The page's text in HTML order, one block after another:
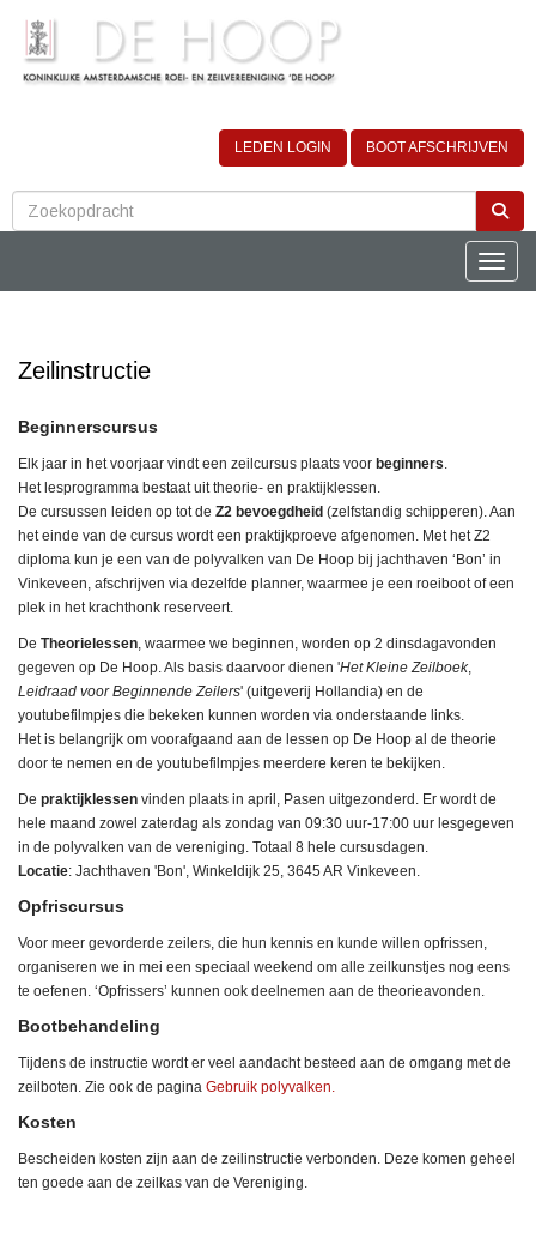
LEDEN LOGIN BOOT AFSCHRIJVEN
Zeilinstructie
Beginnerscursus
Elk jaar in het voorjaar vindt een zeilcursus plaats voor beginners.
Het lesprogramma bestaat uit theorie- en praktijklessen.
De cursussen leiden op tot de Z2 bevoegdheid (zelfstandig schipperen). Aan
het einde van de cursus wordt een praktijkproeve afgenomen. Met het Z2
diploma kun je een van de polyvalken van De Hoop bij jachthaven ‘Bon’ in
Vinkeveen, afschrijven via dezelfde planner, waarmee je een roeiboot of een
plek in het krachthonk reserveert.
De Theorielessen, waarmee we beginnen, worden op 2 dinsdagavonden
gegeven op De Hoop. Als basis daarvoor dienen 'Het Kleine Zeilboek,
Leidraad voor Beginnende Zeilers' (uitgeverij Hollandia) en de
youtubefilmpjes die bekeken kunnen worden via onderstaande links.
Het is belangrijk om voorafgaand aan de lessen op De Hoop al de theorie
door te nemen en de youtubefilmpjes meerdere keren te bekijken.
De praktijklessen vinden plaats in april, Pasen uitgezonderd. Er wordt de
hele maand zowel zaterdag als zondag van 09:30 uur-17:00 uur lesgegeven
in de polyvalken van de vereniging. Totaal 8 hele cursusdagen.
Locatie: Jachthaven 'Bon', Winkeldijk 25, 3645 AR Vinkeveen.
Opfriscursus
Voor meer gevorderde zeilers, die hun kennis en kunde willen opfrissen,
organiseren we in mei een speciaal weekend om alle zeilkunstjes nog eens
te oefenen. ‘Opfrissers’ kunnen ook deelnemen aan de theorieavonden.
Bootbehandeling
Tijdens de instructie wordt er veel aandacht besteed aan de omgang met de
zeilboten. Zie ook de pagina Gebruik polyvalken.
Kosten
Bescheiden kosten zijn aan de zeilinstructie verbonden. Deze komen geheel
ten goede aan de zeilkas van de Vereniging.